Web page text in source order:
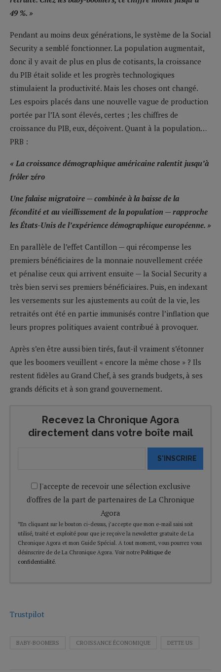
49 %. »
Pendant au moins deux générations, le système de la Social
Security a semblé fonctionner. La population augmentait,
donc il y avait de plus en plus de cotisants, la croissance
du PIB était solide et les progrès technologiques
stimulaient la productivité. Mais les choses ont changé.
Les espoirs placés dans une nouvelle vague de production
portée par l’IA sont élevés, certes ; les chiffres de
croissance du PIB, eux, déçoivent. Quant à la population…
PRB :
« La croissance démographique américaine ralentit jusqu’à
frôler zéro
Une falaise migratoire — combinée à la baisse de la
fécondité et au vieillissement de la population — rapproche
les États-Unis de l’expérience démographique européenne. »
En parallèle de l’effet Cantillon — qui récompense les
premiers bénéficiaires de la monnaie nouvellement créée
et pénalise ceux qui arrivent ensuite — la Social Security a
très bien servi ses premiers bénéficiaires. Puis, en indexant
les versements sur les ajustements au coût de la vie, les
retraités ont été en partie immunisés contre l’inflation que
leurs propres politiques avaient contribué à provoquer.
Après s’en être aussi bien tirés, faut-il vraiment s’étonner
que les boomers veuillent « encore la même chose » ? Ils
restent fidèles au Grand Chef, à ses grands budgets, à ses
grands déficits et à son grand gouvernement.
Recevez la Chronique Agora
directement dans votre boîte mail
S'INSCRIRE
J'accepte de recevoir une sélection exclusive
d'offres de la part de partenaires de La Chronique
Agora
*En cliquant sur le bouton ci-dessus, j’accepte que mon e-mail saisi soit
utilisé, traité et exploité pour que je reçoive la newsletter gratuite de La
Chronique Agora et mon Guide Spécial. A tout moment, vous pourrez vous
désinscrire de de La Chronique Agora. Voir notre Politique de
confidentialité.
Trustpilot
BABY-BOOMERS CROISSANCE ÉCONOMIQUE DETTE US